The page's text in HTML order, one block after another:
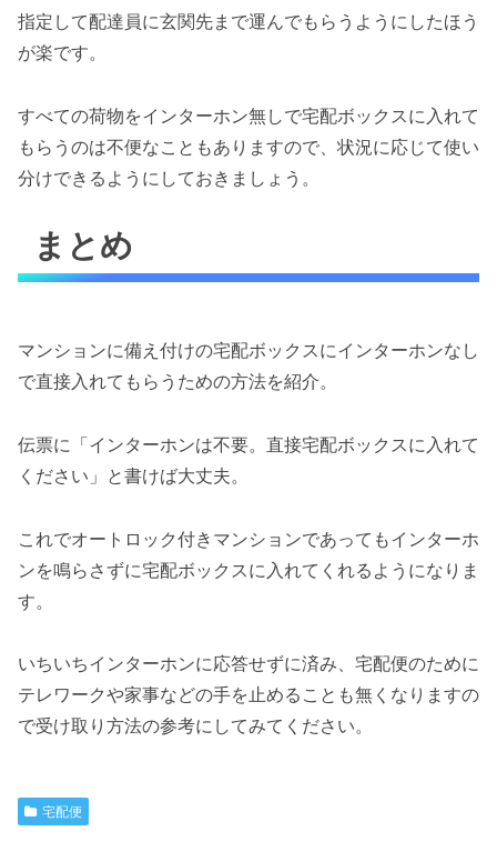
指定して配達員に玄関先まで運んでもらうようにしたほう
が楽です。
すべての荷物をインターホン無しで宅配ボックスに入れて
もらうのは不便なこともありますので、状況に応じて使い
分けできるようにしておきましょう。
まとめ
マンションに備え付けの宅配ボックスにインターホンなし
で直接入れてもらうための方法を紹介。
伝票に「インターホンは不要。直接宅配ボックスに入れて
ください」と書けば大丈夫。
これでオートロック付きマンションであってもインターホ
ンを鳴らさずに宅配ボックスに入れてくれるようになりま
す。
いちいちインターホンに応答せずに済み、宅配便のために
テレワークや家事などの手を止めることも無くなりますの
で受け取り方法の参考にしてみてください。
宅配便